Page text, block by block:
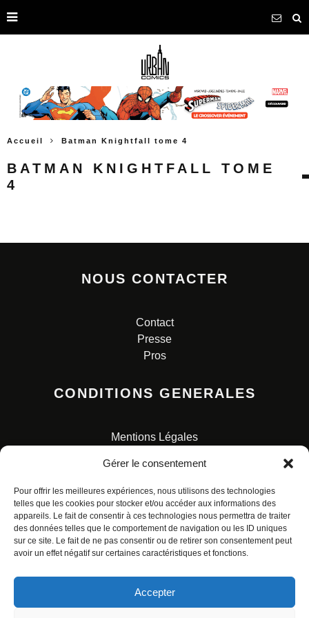
Gérer le consentement
Pour offrir les meilleures expériences, nous utilisons des technologies
telles que les cookies pour stocker et/ou accéder aux informations des
appareils. Le fait de consentir à ces technologies nous permettra de traiter
des données telles que le comportement de navigation ou les ID uniques
sur ce site. Le fait de ne pas consentir ou de retirer son consentement peut
avoir un effet négatif sur certaines caractéristiques et fonctions.
Accepter
Accueil Batman Knightfall tome 4
BATMAN KNIGHTFALL TOME
4
NOUS CONTACTER
Contact
Presse
Pros
CONDITIONS GENERALES
Mentions Légales
Charte pour la protection des données personnelles
© ALL RIGHTS RESERVED. URBAN COMICS POUR LES